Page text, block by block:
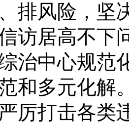
排风险，坚
访居高不下
治中心规范
和多元化解
厉打击各类